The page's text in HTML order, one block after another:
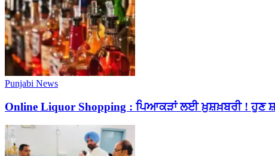
Punjabi News
Online Liquor Shopping : ਪਿਆਕੜਾਂ ਲਈ ਖ਼ੁਸ਼ਖ਼ਬਰੀ !